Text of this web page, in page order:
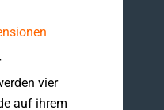
vier
auf ihrem